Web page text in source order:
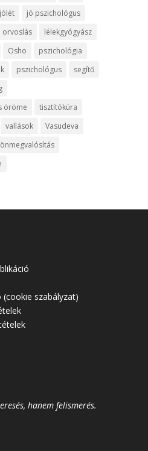
jólét
jó pszichológus
orvoslás
lélekgyógyász
Osho
pszichológia
pszichológus
segítő
öröme
tisztítókúra
vallások
Vasudeva
önmegvalósítás
szabályzat)
hanem felismerés.